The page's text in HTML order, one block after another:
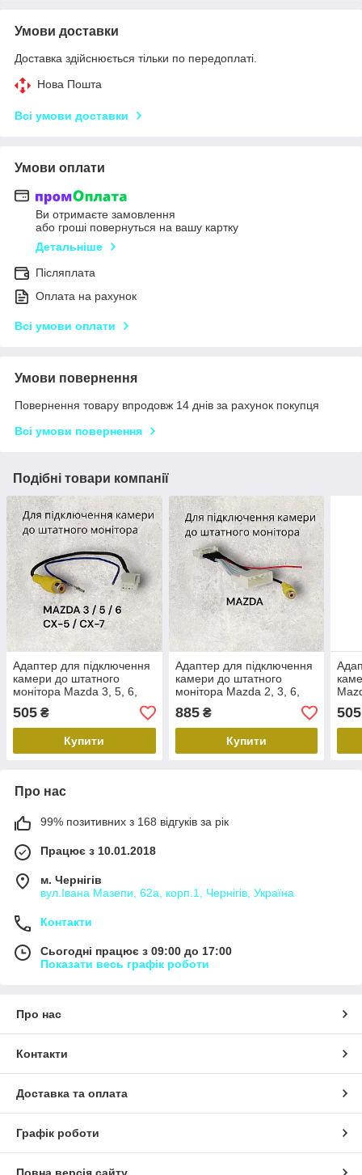
Умови доставки
Доставка здійснюється тільки по передоплаті.
Нова Пошта
Всі умови доставки
Умови оплати
Ви отримаєте замовлення
або гроші повернуться на вашу картку
Детальніше
Післяплата
Оплата на рахунок
Всі умови оплати
Умови повернення
Повернення товару впродовж 14 днів за рахунок покупця
Всі умови повернення
Подібні товари компанії
Адаптер для підключення
камери до штатного
монітора Mazda 3, 5, 6,
CX-5, CX-7 AWM CMZ-05
505 ₴
Купити
Адаптер для підключення
камери до штатного
монітора Mazda 2, 3, 6,
CMZ-04
885₴
Купити
505
Про нас
99% позитивних з 168 відгуків за рік
Працює з 10.01.2018
м. Чернігів
вул.Івана Мазепи, 62а, корп.1, Чернігів, Україна
Контакти
Сьогодні працює з 09:00 до 17:00
Показати весь графік роботи
Про нас
Контакти
Доставка та оплата
Графік роботи